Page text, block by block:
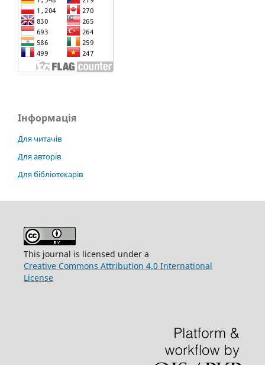
Інформація
Для читачів
Для авторів
Для бібліотекарів
This journal is licensed under a
Creative Commons Attribution 4.0 International
License